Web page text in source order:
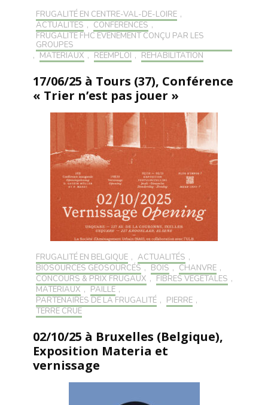
FRUGALITÉ EN CENTRE-VAL-DE-LOIRE ,
ACTUALITÉS , CONFÉRENCES ,
FRUGALITÉ FHC ÉVÉNEMENT CONÇU PAR LES
GROUPES
, MATÉRIAUX , RÉEMPLOI , RÉHABILITATION
17/06/25 à Tours (37), Conférence
« Trier n’est pas jouer »
FRUGALITÉ EN BELGIQUE , ACTUALITÉS ,
BIOSOURCÉS GÉOSOURCÉS , BOIS , CHANVRE ,
CONCOURS & PRIX FRUGAUX , FIBRES VÉGÉTALES ,
MATÉRIAUX , PAILLE ,
PARTENAIRES DE LA FRUGALITÉ , PIERRE ,
TERRE CRUE
02/10/25 à Bruxelles (Belgique),
Exposition Materia et
vernissage